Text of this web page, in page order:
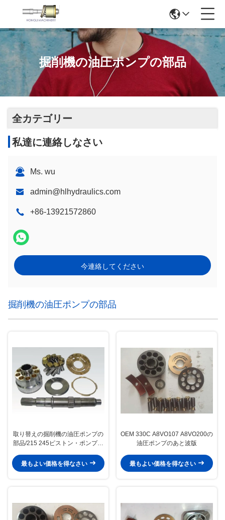
掘削機の油圧ポンプの部品
全カテゴリー
私達に連絡しなさい
Ms. wu
admin@hlhydraulics.com
+86-13921572860
今連絡してください
掘削機の油圧ポンプの部品
取り替えの掘削機の油圧ポンプの
部品/215 245ピストン・ポンプの
最もよい価格を得なさい
OEM 330C A8VO107 A8VO200の
油圧ポンプのあと波版
最もよい価格を得なさい